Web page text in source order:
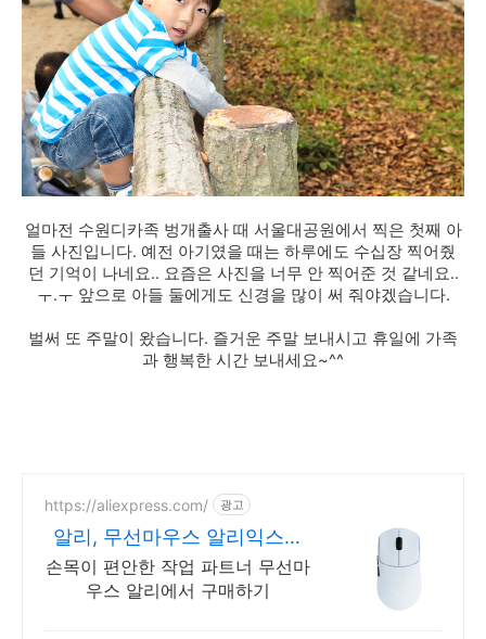
얼마전 수원디카족 벙개출사 때 서울대공원에서 찍은 첫째 아
들 사진입니다. 예전 아기였을 때는 하루에도 수십장 찍어줬
던 기억이 나네요.. 요즘은 사진을 너무 안 찍어준 것 같네요..
ㅜ.ㅜ 앞으로 아들 둘에게도 신경을 많이 써 줘야겠습니다.
벌써 또 주말이 왔습니다. 즐거운 주말 보내시고 휴일에 가족
과 행복한 시간 보내세요~^^
https://aliexpress.com/ 광고
알리, 무선마우스 알리익스프
레스, 최저가 도전
손목이 편안한 작업 파트너 무선마
우스 알리에서 구매하기